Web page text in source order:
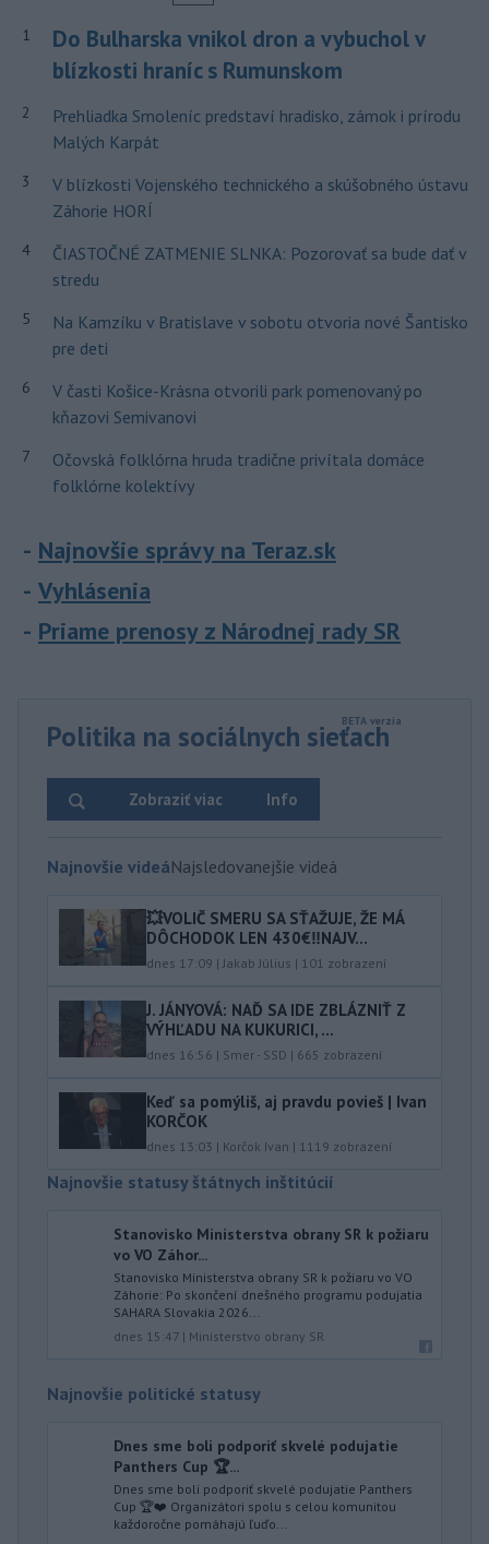
1
Do Bulharska vnikol dron a vybuchol v
blízkosti hraníc s Rumunskom
2
Prehliadka Smoleníc predstaví hradisko, zámok i prírodu
Malých Karpát
3
V blízkosti Vojenského technického a skúšobného ústavu
Záhorie HORÍ
4
ČIASTOČNÉ ZATMENIE SLNKA: Pozorovať sa bude dať v
stredu
5
Na Kamzíku v Bratislave v sobotu otvoria nové Šantisko
pre deti
6
V časti Košice-Krásna otvorili park pomenovaný po
kňazovi Semivanovi
7
Očovská folklórna hruda tradične privítala domáce
folklórne kolektívy
Najnovšie správy na Teraz.sk
Vyhlásenia
Priame prenosy z Národnej rady SR
Politika na sociálnych sieťach
Info
Zobraziť viac
Najnovšie videáNajsledovanejšie videá
💥VOLIČ SMERU SA SŤAŽUJE, ŽE MÁ
DÔCHODOK LEN 430€‼️NAJV...
dnes 17:09 |Jakab Július | 101 zobrazení
J. JÁNYOVÁ: NAĎ SA IDE ZBLÁZNIŤ Z
VÝHĽADU NA KUKURICI, ...
dnes 16:56 | Smer - SSD | 665 zobrazení
Keď sa pomýliš, aj pravdu povieš | Ivan
KORČOK
dnes 13:03 | Korčok Ivan | 1119 zobrazení
Najnovšie statusy štátnych inštitúcií
Stanovisko Ministerstva obrany SR k požiaru
vo VO Záhor...
Stanovisko Ministerstva obrany SR k požiaru vo VO
Záhorie: Po skončení dnešného programu podujatia
SAHARA Slovakia 2026...
dnes 15:47 | Ministerstvo obrany SR
Najnovšie politické statusy
Dnes sme boli podporiť skvelé podujatie
Panthers Cup 🏆...
Dnes sme boli podporiť skvelé podujatie Panthers
Cup 🏆❤️ Organizátori spolu s celou komunitou
každoročne pomáhajú ľuďo...